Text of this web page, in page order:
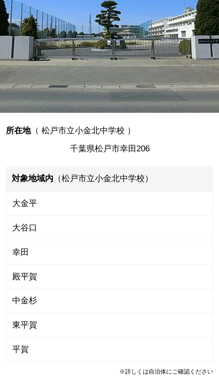
所在地（ 松戸市立小金北中学校 ）
千葉県松戸市幸田206
対象地域内 （松戸市立小金北中学校）
大金平
大谷口
幸田
殿平賀
中金杉
東平賀
平賀
※詳しくは自治体にご確認ください